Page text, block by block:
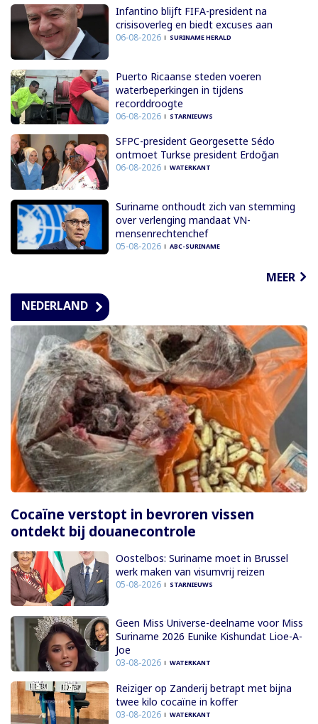
Infantino blijft FIFA-president na
crisisoverleg en biedt excuses aan
06-08-2026 SURINAME HERALD
Puerto Ricaanse steden voeren
waterbeperkingen in tijdens
recorddroogte
06-08-2026 STARNIEUWS
SFPC-president Georgesette Sédo
ontmoet Turkse president Erdoğan
06-08-2026 WATERKANT
Suriname onthoudt zich van stemming
over verlenging mandaat VN-
mensenrechtenchef
05-08-2026 ABC-SURINAME
MEER
NEDERLAND
Cocaïne verstopt in bevroren vissen
ontdekt bij douanecontrole
Oostelbos: Suriname moet in Brussel
werk maken van visumvrij reizen
05-08-2026 STARNIEUWS
Geen Miss Universe-deelname voor Miss
Suriname 2026 Eunike Kishundat Lioe-A-
Joe
03-08-2026 WATERKANT
Reiziger op Zanderij betrapt met bijna
twee kilo cocaïne in koffer
03-08-2026 WATERKANT